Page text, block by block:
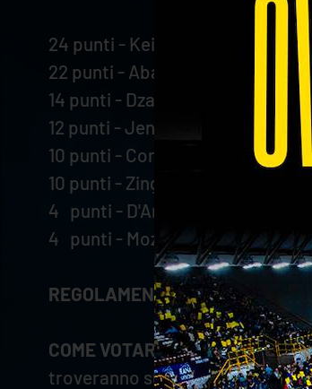
24 punti - Keita
22 punti - Abaev
14 punti - Dzavoronok
12 punti - Jensen
10 punti - Cortesia
10 punti - Zingel
4 punti - D'Amico
4 punti - Mozic
REGOLAMENTO
COME VOTARE- Scrivendo il
troveranno sui canali social